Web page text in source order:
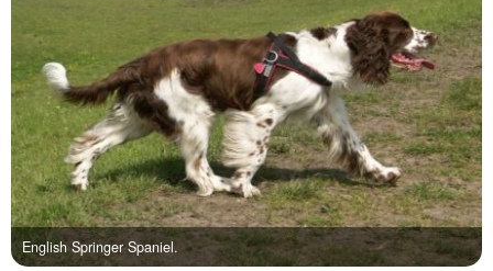
English Springer Spaniel.